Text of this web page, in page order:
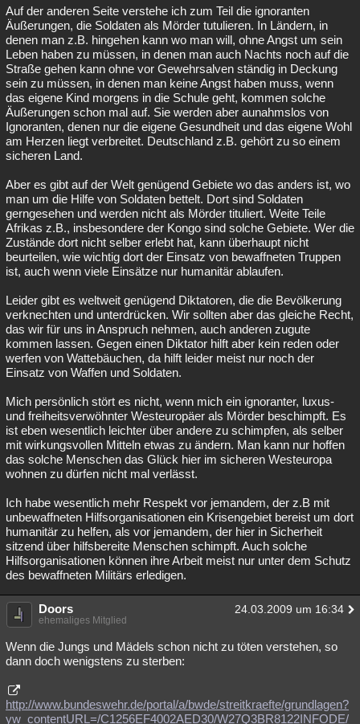
Auf der anderen Seite verstehe ich zum Teil die ignoranten
Äußerungen, die Soldaten als Mörder tutulieren. In Ländern, in
denen man z.B. hingehen kann wo man will, ohne Angst um sein
Leben haben zu müssen, in denen man auch Nachts noch auf die
Straße gehen kann ohne vor Gewehrsalven ständig in Deckung
sein zu müssen, in denen man keine Angst haben muss, wenn
das eigene Kind morgens in die Schule geht, kommen solche
Äußerungen schon mal auf. Sie werden aber aunahmslos von
Ignoranten, denen nur die eigene Gesundheit und das eigene Wohl
am Herzen liegt verbreitet. Deutschland z.B. gehört zu so einem
sicheren Land.
Aber es gibt auf der Welt genügend Gebiete wo das anders ist, wo
man um die Hilfe von Soldaten bettelt. Dort sind Soldaten
gerngesehen und werden nicht als Mörder tituliert. Weite Teile
Afrikas z.B., insbesondere der Kongo sind solche Gebiete. Wer die
Zustände dort nicht selber erlebt hat, kann überhaupt nicht
beurteilen, wie wichtig dort der Einsatz von bewaffneten Truppen
ist, auch wenn viele Einsätze nur humanitär ablaufen.
Leider gibt es weltweit genügend Diktatoren, die die Bevölkerung
verknechten und unterdrücken. Wir sollten aber das gleiche Recht,
das wir für uns in Anspruch nehmen, auch anderen zugute
kommen lassen. Gegen einen Diktator hilft aber kein reden oder
werfen von Wattebäuchen, da hilft leider meist nur noch der
Einsatz von Waffen und Soldaten.
Mich persönlich stört es nicht, wenn mich ein ignoranter, luxus-
und freiheitsverwöhnter Westeuropäer als Mörder beschimpft. Es
ist eben wesentlich leichter über andere zu schimpfen, als selber
mit wirkungsvollen Mitteln etwas zu ändern. Man kann nur hoffen
das solche Menschen das Glück hier im sicheren Westeuropa
wohnen zu dürfen nicht mal verlässt.
Ich habe wesentlich mehr Respekt vor jemandem, der z.B mit
unbewaffneten Hilfsorganisationen ein Krisengebiet bereist um dort
humanitär zu helfen, als vor jemandem, der hier in Sicherheit
sitzend über hilfsbereite Menschen schimpft. Auch solche
Hilfsorganisationen können ihre Arbeit meist nur unter dem Schutz
des bewaffneten Militärs erledigen.
Doors 24.03.2009 um 16:34
ehemaliges Mitglied
Wenn die Jungs und Mädels schon nicht zu töten verstehen, so
dann doch wenigstens zu sterben:
http://www.bundeswehr.de/portal/a/bwde/streitkraefte/grundlagen?
yw_contentURL=/C1256EF4002AED30/W27Q3BR8122INFODE/